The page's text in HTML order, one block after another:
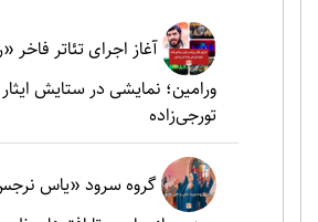
آغاز اجرای تئاتر فاخر
ورامین؛ نمایشی در ستایش
تورجی‌زاده
گروه سرود «یاس